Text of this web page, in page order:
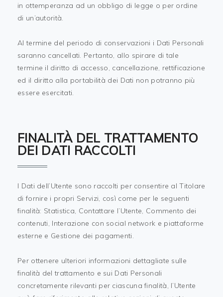
in ottemperanza ad un obbligo di legge o per ordine
di un’autorità.
Al termine del periodo di conservazioni i Dati Personali
saranno cancellati. Pertanto, allo spirare di tale
termine il diritto di accesso, cancellazione, rettificazione
ed il diritto alla portabilità dei Dati non potranno più
essere esercitati.
FINALITÀ DEL TRATTAMENTO
DEI DATI RACCOLTI
I Dati dell’Utente sono raccolti per consentire al Titolare
di fornire i propri Servizi, così come per le seguenti
finalità: Statistica, Contattare l’Utente, Commento dei
contenuti, Interazione con social network e piattaforme
esterne e Gestione dei pagamenti.
Per ottenere ulteriori informazioni dettagliate sulle
finalità del trattamento e sui Dati Personali
concretamente rilevanti per ciascuna finalità, l’Utente